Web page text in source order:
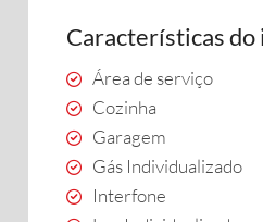
Características do
Área de serviço
Cozinha
Garagem
Gás Individualizado
Interfone